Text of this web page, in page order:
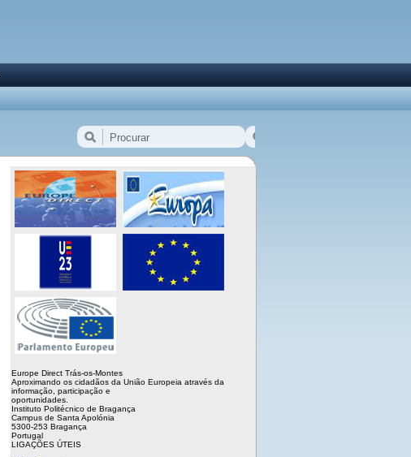
Europe Direct Trás-os-Montes
Aproximando os cidadãos da União Europeia através da
informação, participação e
oportunidades.
Instituto Politécnico de Bragança
Campus de Santa Apolónia
5300-253 Bragança
Portugal
LIGAÇÕES ÚTEIS